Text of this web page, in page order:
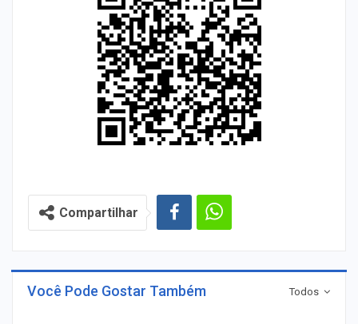
Compartilhar
Todos
Você Pode Gostar Também